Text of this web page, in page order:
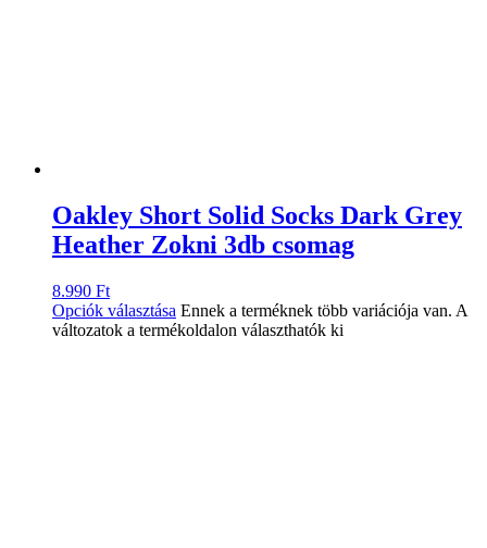
Oakley Short Solid Socks Dark Grey
Heather Zokni 3db csomag
8.990 Ft
Opciók választása Ennek a terméknek több variációja van. A
változatok a termékoldalon választhatók ki